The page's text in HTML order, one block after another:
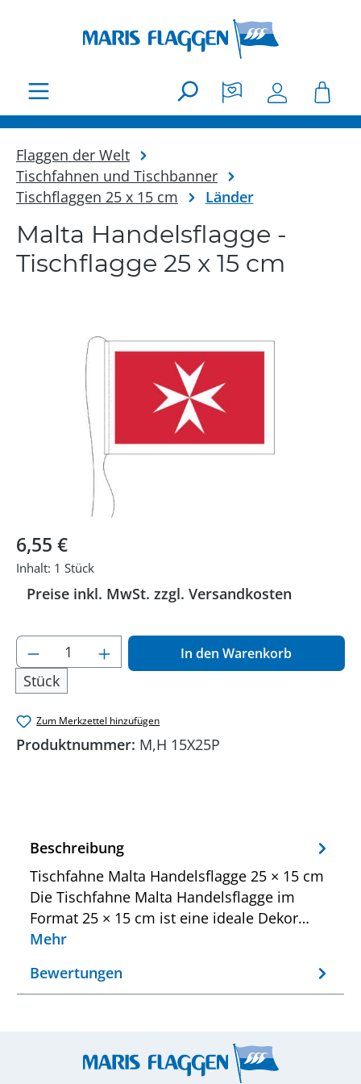
Flaggen der Welt
Tischfahnen und Tischbanner
Tischflaggen 25 x 15 cm
Länder
Malta Handelsflagge -
Tischflagge 25 x 15 cm
Bildergalerie überspringen
Regulärer Preis:
6,55 €
Inhalt: 1 Stück
Preise inkl. MwSt. zzgl. Versandkosten
Produkt Anzahl: Gib den gewünschten
Stück
In den Warenkorb
Zum Merkzettel hinzufügen
Produktnummer: M,H 15X25P
Beschreibung
Tischfahne Malta Handelsflagge 25 × 15 cm
Die Tischfahne Malta Handelsflagge im
Format 25 × 15 cm ist eine ideale Dekor…
Mehr
Bewertungen